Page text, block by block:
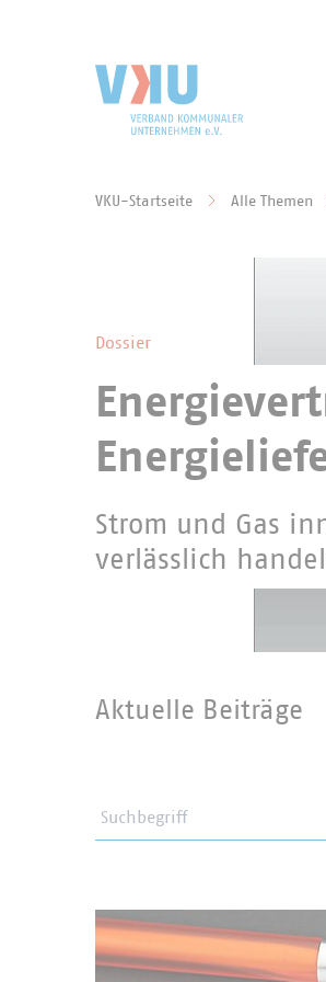
VKU-Startseite Alle Themen
Dossier
Strom und Gas
verlässlich
Aktuelle Beiträge